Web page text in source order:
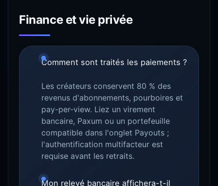
Finance et vie privée
Comment sont traités les paiements ?
Les créateurs conservent 80 % des
revenus d'abonnements, pourboires et
pay-per-view. Liez un virement
bancaire, Paxum ou un portefeuille
compatible dans l'onglet Payouts ;
l'authentification multifacteur est
requise avant les retraits.
Mon relevé bancaire affichera-t-il